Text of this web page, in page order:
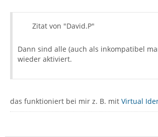
Zitat von "David.P"
Dann sind alle (auch als inkompatibel
wieder aktiviert.
das funktioniert bei mir z. B. mit Virtual